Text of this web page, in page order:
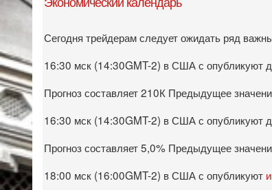
Сегодня трейдерам следует ожидать ряд
16:30 мск (14:30GMT-2) в США с опубликуют
Прогноз составляет 210К Предыдущее
16:30 мск (14:30GMT-2) в США с опубликуют
Прогноз составляет 5,0% Предыдущее
18:00 мск (16:00GMT-2) в США с опубликуют